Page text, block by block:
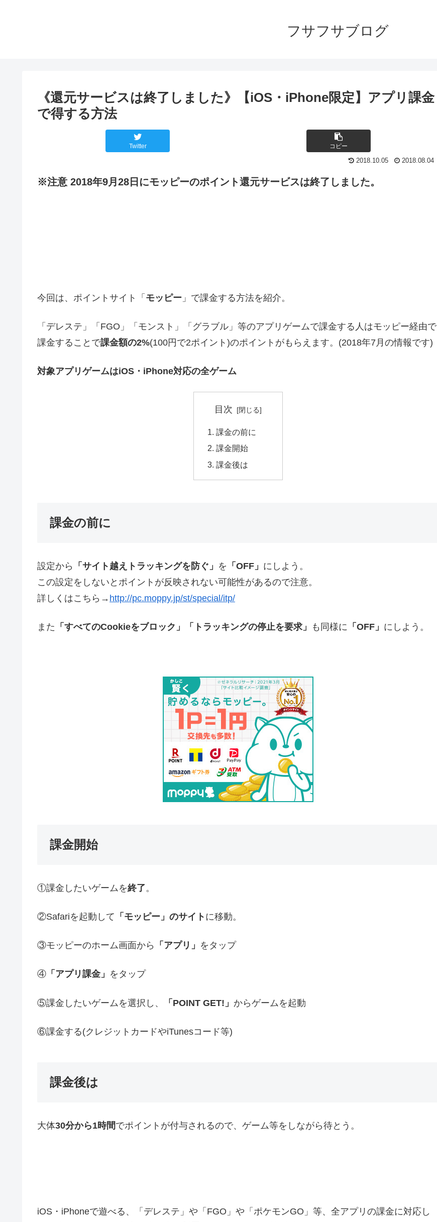
フサフサブログ
《還元サービスは終了しました》【iOS・iPhone限定】アプリ課金
で得する方法
Twitter コピー
2018.10.05 2018.08.04
※注意 2018年9月28日にモッピーのポイント還元サービスは終了しました。
今回は、ポイントサイト「 モッピー 」で課金する方法を紹介。
「デレステ」「FGO」「モンスト」「グラブル」等のアプリゲームで課金する人はモッピー経由で
課金することで課金額の2%(100円で2ポイント)のポイントがもらえます。(2018年7月の情報です)
対象アプリゲームはiOS・iPhone対応の全ゲーム
目次
課金の前に
課金開始
課金後は
課金の前に
設定から 「サイト越えトラッキングを防ぐ」 を 「OFF」 にしよう。
この設定をしないとポイントが反映されない可能性があるので注意。
詳しくはこちら→ http://pc.moppy.jp/st/special/itp/
また 「すべてのCookieをブロック」「トラッキングの停止を要求」 も同様に 「OFF」 にしよう。
課金開始
①課金したいゲームを終了 。
②Safariを起動して 「モッピー」のサイト に移動。
③モッピーのホーム画面から 「アプリ」 をタップ
④ 「アプリ課金」 をタップ
⑤課金したいゲームを選択し、 「POINT GET!」 からゲームを起動
⑥課金する(クレジットカードやiTunesコード等)
課金後は
大体30分から1時間でポイントが付与されるので、ゲーム等をしながら待とう。
iOS・iPhoneで遊べる、「デレステ」や「FGO」や「ポケモンGO」等、全アプリの課金に対応し